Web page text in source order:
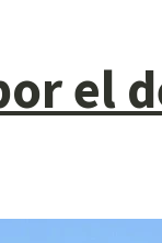
el